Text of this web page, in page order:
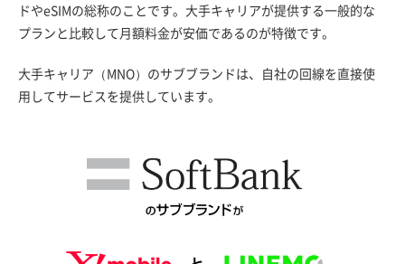
ドやeSIMの総称のことです。大手キャリアが提供する一般的な
プランと比較して月額料金が安価であるのが特徴です。
大手キャリア（MNO）のサブブランドは、自社の回線を直接使
用してサービスを提供しています。